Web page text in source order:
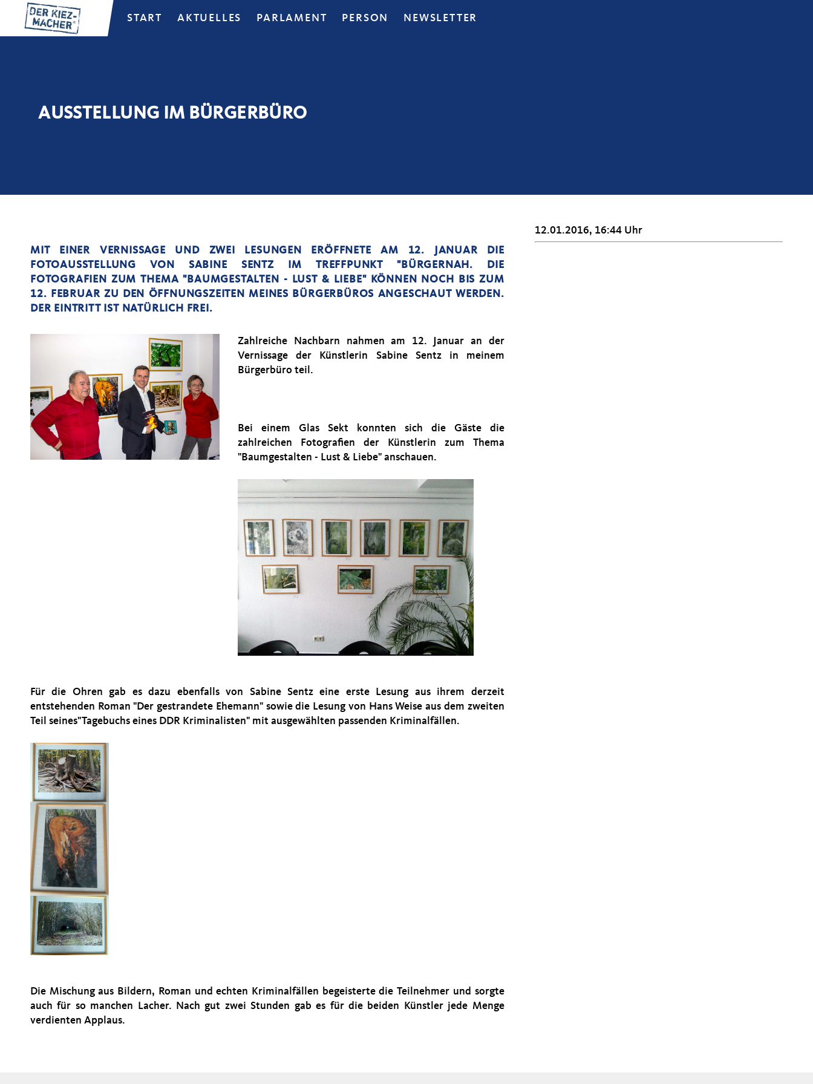
START AKTUELLES PARLAMENT PERSON NEWSLETTER
AUSSTELLUNG IM BÜRGERBÜRO
MIT EINER VERNISSAGE UND ZWEI LESUNGEN ERÖFFNETE AM 12. JANUAR DIE
FOTOAUSSTELLUNG VON SABINE SENTZ IM TREFFPUNKT "BÜRGERNAH. DIE
FOTOGRAFIEN ZUM THEMA "BAUMGESTALTEN - LUST & LIEBE" KÖNNEN NOCH BIS ZUM
12. FEBRUAR ZU DEN ÖFFNUNGSZEITEN MEINES BÜRGERBÜROS ANGESCHAUT WERDEN.
DER EINTRITT IST NATÜRLICH FREI.
Zahlreiche Nachbarn nahmen am 12. Januar an der
Vernissage der Künstlerin Sabine Sentz in meinem
Bürgerbüro teil.
Bei einem Glas Sekt konnten sich die Gäste die
zahlreichen Fotografien der Künstlerin zum Thema
"Baumgestalten - Lust & Liebe" anschauen.
Für die Ohren gab es dazu ebenfalls von Sabine Sentz eine erste Lesung aus ihrem derzeit
entstehenden Roman "Der gestrandete Ehemann" sowie die Lesung von Hans Weise aus dem zweiten
Teil seines"Tagebuchs eines DDR Kriminalisten" mit ausgewählten passenden Kriminalfällen.
Die Mischung aus Bildern, Roman und echten Kriminalfällen begeisterte die Teilnehmer und sorgte
auch für so manchen Lacher. Nach gut zwei Stunden gab es für die beiden Künstler jede Menge
verdienten Applaus.
12.01.2016, 16:44 Uhr